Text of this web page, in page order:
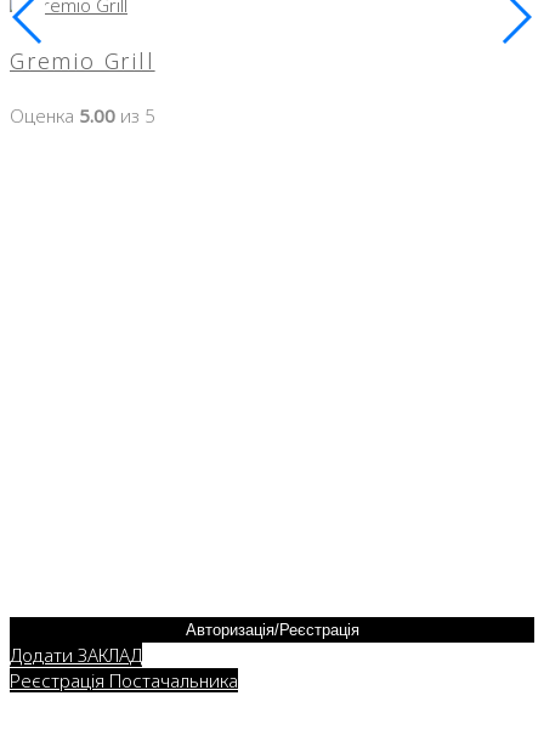
Gremio Grill
Оценка 5.00 из 5
Авторизація/Реєстрація
Додати ЗАКЛАД
Реєстрація Постачальника